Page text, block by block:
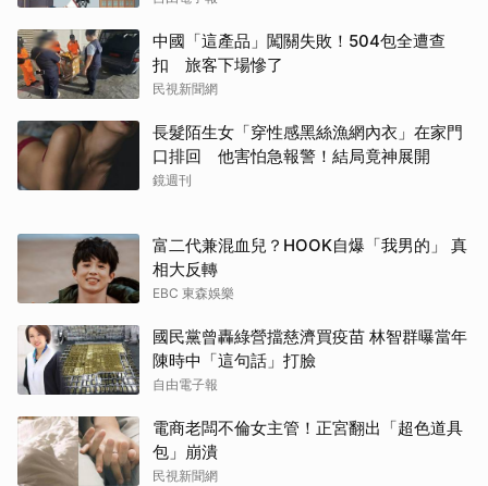
中國「這產品」闖關失敗！504包全遭查
扣 旅客下場慘了
民視新聞網
長髮陌生女「穿性感黑絲漁網內衣」在家門
口排回 他害怕急報警！結局竟神展開
鏡週刊
富二代兼混血兒？HOOK自爆「我男的」 真
相大反轉
EBC 東森娛樂
國民黨曾轟綠營擋慈濟買疫苗 林智群曝當年
陳時中「這句話」打臉
自由電子報
電商老闆不倫女主管！正宮翻出「超色道具
包」崩潰
民視新聞網